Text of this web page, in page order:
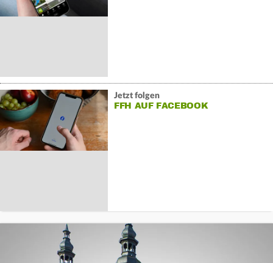
Jetzt folgen
FFH AUF FACEBOOK